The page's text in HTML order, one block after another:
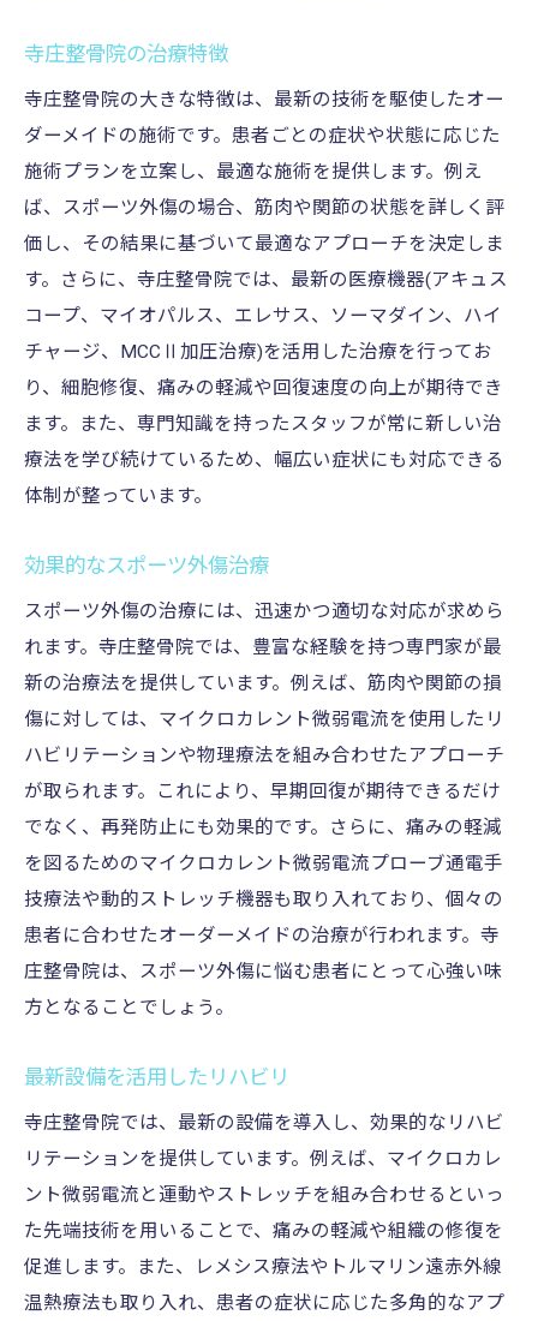
寺庄整骨院の治療特徴
寺庄整骨院の大きな特徴は、最新の技術を駆使したオー
ダーメイドの施術です。患者ごとの症状や状態に応じた
施術プランを立案し、最適な施術を提供します。例え
ば、スポーツ外傷の場合、筋肉や関節の状態を詳しく評
価し、その結果に基づいて最適なアプローチを決定しま
す。さらに、寺庄整骨院では、最新の医療機器(アキュス
コープ、マイオパルス、エレサス、ソーマダイン、ハイ
チャージ、MCCⅡ加圧治療)を活用した治療を行ってお
り、細胞修復、痛みの軽減や回復速度の向上が期待でき
ます。また、専門知識を持ったスタッフが常に新しい治
療法を学び続けているため、幅広い症状にも対応できる
体制が整っています。
効果的なスポーツ外傷治療
スポーツ外傷の治療には、迅速かつ適切な対応が求めら
れます。寺庄整骨院では、豊富な経験を持つ専門家が最
新の治療法を提供しています。例えば、筋肉や関節の損
傷に対しては、マイクロカレント微弱電流を使用したリ
ハビリテーションや物理療法を組み合わせたアプローチ
が取られます。これにより、早期回復が期待できるだけ
でなく、再発防止にも効果的です。さらに、痛みの軽減
を図るためのマイクロカレント微弱電流プローブ通電手
技療法や動的ストレッチ機器も取り入れており、個々の
患者に合わせたオーダーメイドの治療が行われます。寺
庄整骨院は、スポーツ外傷に悩む患者にとって心強い味
方となることでしょう。
最新設備を活用したリハビリ
寺庄整骨院では、最新の設備を導入し、効果的なリハビ
リテーションを提供しています。例えば、マイクロカレ
ント微弱電流と運動やストレッチを組み合わせるといっ
た先端技術を用いることで、痛みの軽減や組織の修復を
促進します。また、レメシス療法やトルマリン遠赤外線
温熱療法も取り入れ、患者の症状に応じた多角的なアプ